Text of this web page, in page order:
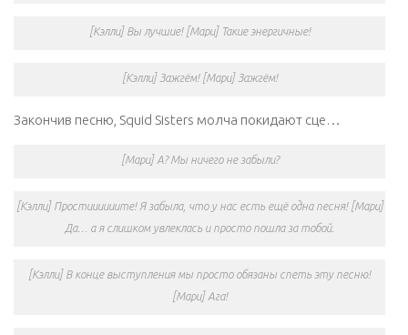
[Кэлли] Вы лучшие! [Мари] Такие энергичные!
[Кэлли] Зажгём! [Мари] Зажгём!
Закончив песню, Squid Sisters молча покидают сце…
[Мари] А? Мы ничего не забыли?
[Кэлли] Простиииииите! Я забыла, что у нас есть ещё одна песня! [Мари]
Да… а я слишком увлеклась и просто пошла за тобой.
[Кэлли] В конце выступления мы просто обязаны спеть эту песню!
[Мари] Ага!